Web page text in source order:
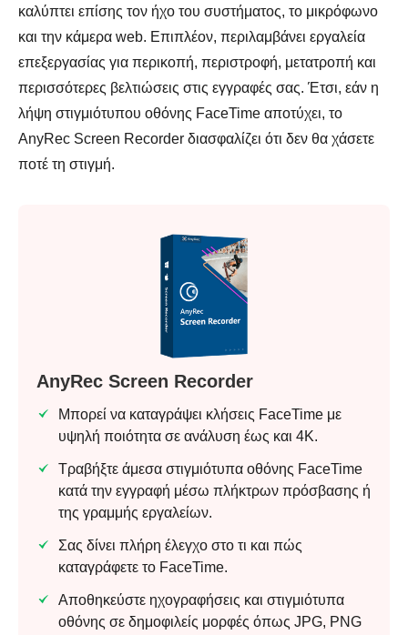
καλύπτει επίσης τον ήχο του συστήματος, το μικρόφωνο
και την κάμερα web. Επιπλέον, περιλαμβάνει εργαλεία
επεξεργασίας για περικοπή, περιστροφή, μετατροπή και
περισσότερες βελτιώσεις στις εγγραφές σας. Έτσι, εάν η
λήψη στιγμιότυπου οθόνης FaceTime αποτύχει, το
AnyRec Screen Recorder διασφαλίζει ότι δεν θα χάσετε
ποτέ τη στιγμή.
AnyRec Screen Recorder
Μπορεί να καταγράψει κλήσεις FaceTime με
υψηλή ποιότητα σε ανάλυση έως και 4K.
Τραβήξτε άμεσα στιγμιότυπα οθόνης FaceTime
κατά την εγγραφή μέσω πλήκτρων πρόσβασης ή
της γραμμής εργαλείων.
Σας δίνει πλήρη έλεγχο στο τι και πώς
καταγράφετε το FaceTime.
Αποθηκεύστε ηχογραφήσεις και στιγμιότυπα
οθόνης σε δημοφιλείς μορφές όπως JPG, PNG